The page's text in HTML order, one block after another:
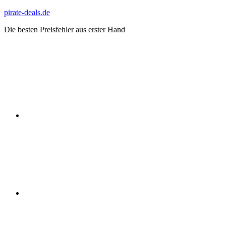
Zum
springen
pirate-deals.de
Die besten Preisfehler aus erster Hand